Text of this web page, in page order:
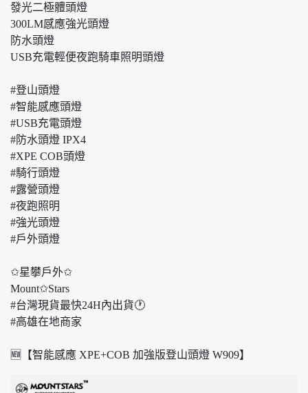
發光二極體頭燈
300LM感應強光頭燈
防水頭燈
USB充電輕便夜跑騎車照明頭燈
#登山頭燈
#智能感應頭燈
#USB充電頭燈
#防水頭燈 IPX4
#XPE COB頭燈
#騎行頭燈
#露營頭燈
#夜跑照明
#強光頭燈
#戶外頭燈
✩星攀戶外✩
Mount✩Stars
#台灣現貨最快24H內出貨🕐
#高雄在地商家
🆕【智能感應 XPE+COB 加強版登山頭燈 W909】